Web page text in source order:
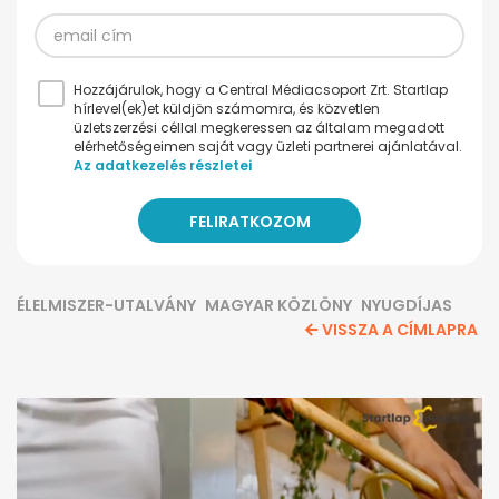
Hozzájárulok, hogy a Central Médiacsoport Zrt. Startlap
hírlevel(ek)et küldjön számomra, és közvetlen
üzletszerzési céllal megkeressen az általam megadott
elérhetőségeimen saját vagy üzleti partnerei ajánlatával.
Az adatkezelés részletei
ÉLELMISZER-UTALVÁNY MAGYAR KÖZLÖNY NYUGDÍJAS
VISSZA A CÍMLAPRA